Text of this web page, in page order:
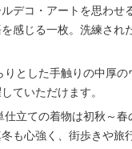
デコ・アートを思わせ
感じる一枚。洗練され
りとした手触りの中厚
ていただけます。
仕立ての着物は初秋～春
も心強く、街歩きや旅